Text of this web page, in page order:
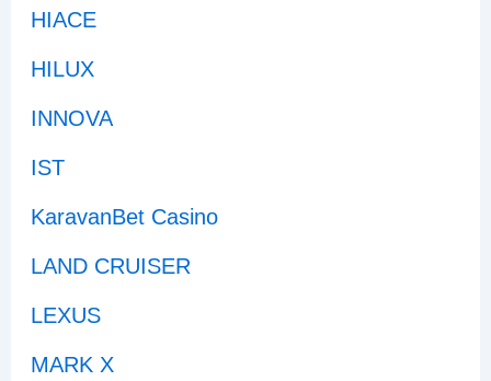
HIACE
HILUX
INNOVA
IST
KaravanBet Casino
LAND CRUISER
LEXUS
MARK X